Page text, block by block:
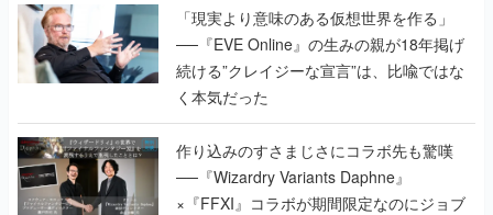
「現実より意味のある仮想世界を作る」
──『EVE Online』の生みの親が18年掲げ
続ける”クレイジーな宣言”は、比喩ではな
く本気だった
作り込みのすさまじさにコラボ先も驚嘆
──『Wizardry Variants Daphne』
×『FFXI』コラボが期間限定なのにジョブ